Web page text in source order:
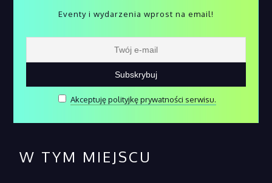
Eventy i wydarzenia wprost na email!
Akceptuję polityjkę prywatności serwisu.
W TYM MIEJSCU